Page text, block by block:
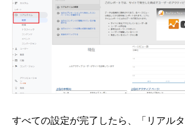
すべての設定が完了したら、「リアル